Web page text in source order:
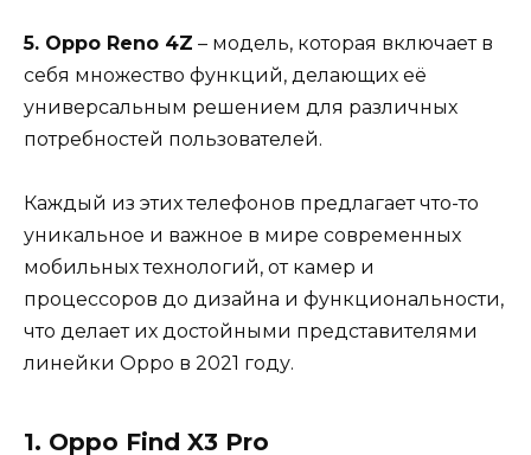
5. Oppo Reno 4Z – модель, которая включает в
себя множество функций, делающих её
универсальным решением для различных
потребностей пользователей.
Каждый из этих телефонов предлагает что-то
уникальное и важное в мире современных
мобильных технологий, от камер и
процессоров до дизайна и функциональности,
что делает их достойными представителями
линейки Oppo в 2021 году.
1. Oppo Find X3 Pro